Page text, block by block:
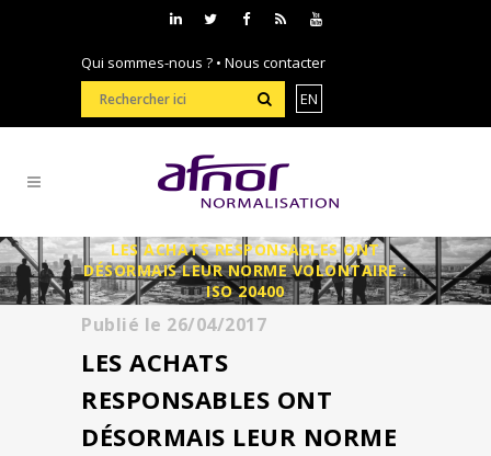
Qui sommes-nous ? • Nous contacter
EN
LES ACHATS RESPONSABLES ONT
DÉSORMAIS LEUR NORME VOLONTAIRE :
ISO 20400
Publié le 26/04/2017
LES ACHATS
RESPONSABLES ONT
DÉSORMAIS LEUR NORME